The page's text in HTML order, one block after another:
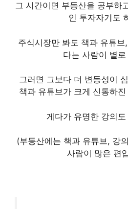
그 시간이면 부동산을 공부하
인 투자자기도
주식시장만 봐도 책과 유튜
다는 사람이 별
그러면 그보다 더 변동성이
책과 유튜브가 크게 신통하
게다가 유명한 강의
(부동산에는 책과 유튜브, 강
사람이 많은 편